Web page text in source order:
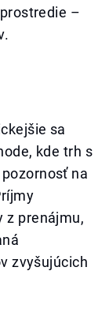
–
sa
kde trh s
na
z prenájmu,
zvyšujúcich